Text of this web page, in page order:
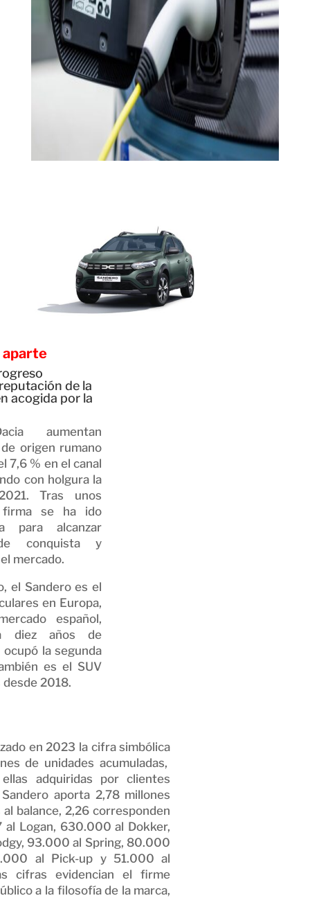
aparte
de la
acogida por la
aumentan
origen rumano
7,6 % en el canal
con holgura la
Tras unos
firma se ha ido
para alcanzar
conquista y
mercado.
el Sandero es el
en Europa,
español,
diez años de
la segunda
es el SUV
2018.
en 2023 la cifra simbólica
de unidades acumuladas,
adquiridas por clientes
aporta 2,78 millones
balance, 2,26 corresponden
al Logan, 630.000 al Dokker,
93.000 al Spring, 80.000
al Pick-up y 51.000 al
cifras evidencian el firme
a la filosofía de la marca,